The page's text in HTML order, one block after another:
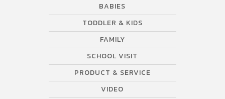
BABIES
TODDLER & KIDS
FAMILY
SCHOOL VISIT
PRODUCT & SERVICE
VIDEO